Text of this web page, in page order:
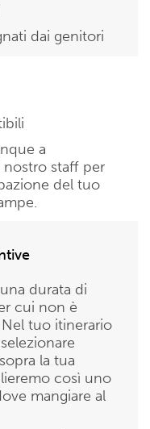
dai genitori
a
staff per
del tuo
durata di
cui non è
tuo itinerario
la tua
così uno
mangiare al